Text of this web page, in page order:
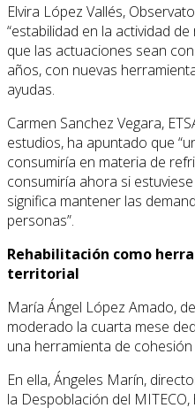
Elvira López Vallés,
“estabilidad en la actividad
que las actuaciones sean
años, con nuevas
ayudas.
Carmen Sanchez Vegara,
estudios, ha apuntado que
consumiría en materia de
consumiría ahora si
significa mantener las
personas”.
Rehabilitación como
territorial
María Ángel López Amado,
moderado la cuarta mese
una herramienta de
En ella, Ángeles Marín,
la Despoblación del